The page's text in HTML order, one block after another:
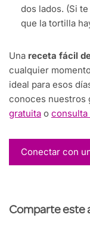
dos lados. (Si
que la tortilla
Una receta fácil
cualquier
ideal para esos
conoces nuestros
gratuita o consulta
Conectar con
Comparte este